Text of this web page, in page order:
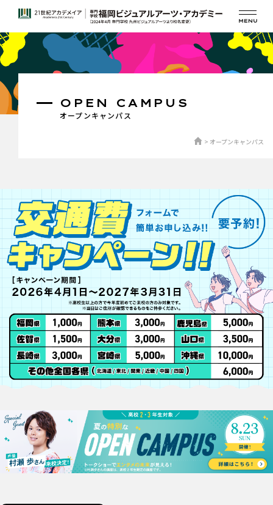
オープンキャンパス
OPEN CAMPUS
オープンキャンパス